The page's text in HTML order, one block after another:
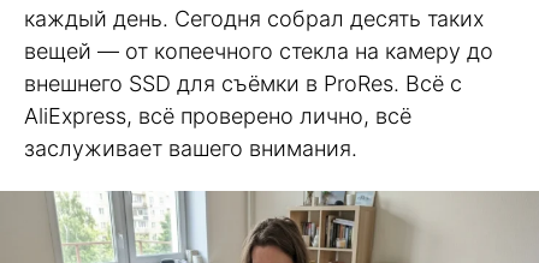
каждый день. Сегодня собрал десять таких
вещей — от копеечного стекла на камеру до
внешнего SSD для съёмки в ProRes. Всё с
AliExpress, всё проверено лично, всё
заслуживает вашего внимания.